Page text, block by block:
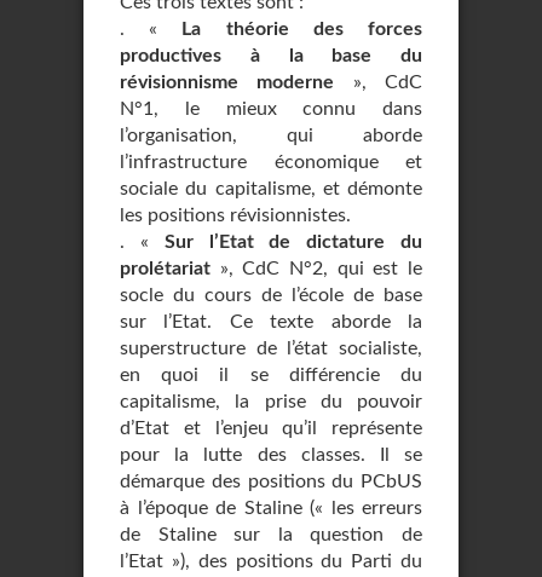
. «
La théorie des forces
productives à la base du
révisionnisme moderne », CdC
N°1, le mieux connu dans
l’organisation, qui aborde
l’infrastructure économique et
sociale du capitalisme, et démonte
les positions révisionnistes.
. « Sur l’Etat de dictature du
prolétariat », CdC N°2, qui est le
socle du cours de l’école de base
sur l’Etat. Ce texte aborde la
superstructure de l’état socialiste,
en quoi il se différencie du
capitalisme, la prise du pouvoir
d’Etat et l’enjeu qu’il représente
pour la lutte des classes. Il se
démarque des positions du PCbUS
à l’époque de Staline (« les erreurs
de Staline sur la question de
l’Etat »), des positions du Parti du